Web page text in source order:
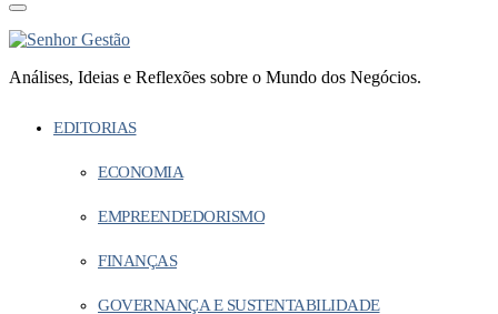
Análises, Ideias e Reflexões sobre o Mundo dos Negócios.
EDITORIAS
ECONOMIA
EMPREENDEDORISMO
FINANÇAS
GOVERNANÇA E SUSTENTABILIDADE